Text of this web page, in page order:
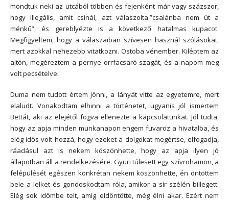
mondtuk neki az utcából többen és fejenként már vagy százszor,
hogy illegális, amit csinál, azt válaszolta.”csalánba nem üt a
ménkű”, és gereblyézte is a következő hatalmas kupacot.
Megfigyeltem, hogy a válaszaiban szívesen használ szólásokat,
mert azokkal nehezebb vitatkozni. Ostoba vénember. Kiléptem az
ajtón, megéreztem a pernye orrfacsaró szagát, és a napom meg
volt pecsételve.
Duma nem tudott értem jönni, a lányát vitte az egyetemre, mert
elaludt. Vonakodtam elhinni a történetet, ugyanis jól ismertem
Bettát, aki az elejétől fogva ellenezte a kapcsolatunkat. Jól tudta,
hogy az apja minden munkanapon engem fuvaroz a hivatalba, és
elég idős volt hozzá, hogy ezeket a dolgokat megértse, elfogadja,
ráadásul azt is nekem köszönhette, hogy az apja ilyen jó
állapotban áll a rendelkezésére. Gyuri túlesett egy szívrohamon, a
felépülését egészen konkrétan nekem köszönhette, én öntöttem
bele a lelket és gondoskodtam róla, amikor a sír szélén billegett.
Elég sok időmbe telt, amíg eldöntötte, még élni akar. Ezért nem